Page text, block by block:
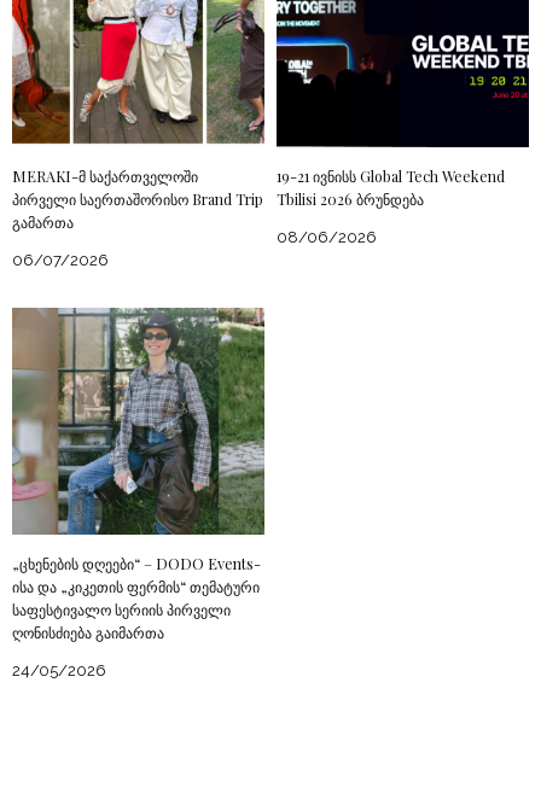
MERAKI-მ საქართველოში
პირველი საერთაშორისო Brand Trip
გამართა
06/07/2026
19-21 ივნისს Global Tech Weekend
Tbilisi 2026 ბრუნდება
08/06/2026
„ცხენების დღეები“ – DODO Events-
ისა და „კიკეთის ფერმის“ თემატური
საფესტივალო სერიის პირველი
ღონისძიება გაიმართა
24/05/2026